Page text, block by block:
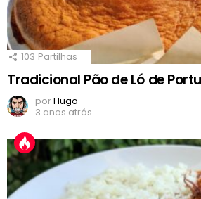
103 Partilhas
Tradicional Pão de Ló de
porHugo
3 anos atrás